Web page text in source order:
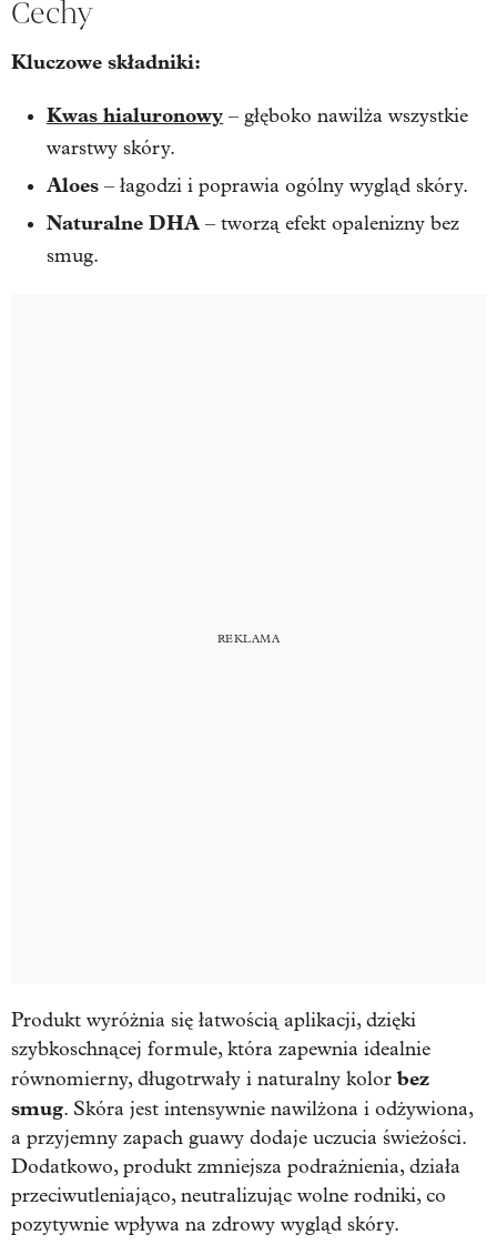
Cechy
Kluczowe składniki:
Kwas hialuronowy – głęboko nawilża wszystkie
warstwy skóry.
Aloes – łagodzi i poprawia ogólny wygląd skóry.
Naturalne DHA – tworzą efekt opalenizny bez
smug.
Produkt wyróżnia się łatwością aplikacji, dzięki
szybkoschnącej formule, która zapewnia idealnie
równomierny, długotrwały i naturalny kolorbez
smug. Skóra jest intensywnie nawilżona i odżywiona,
a przyjemny zapach guawy dodaje uczucia świeżości.
Dodatkowo, produkt zmniejsza podrażnienia, działa
przeciwutleniająco, neutralizując wolne rodniki, co
pozytywnie wpływa na zdrowy wygląd skóry.